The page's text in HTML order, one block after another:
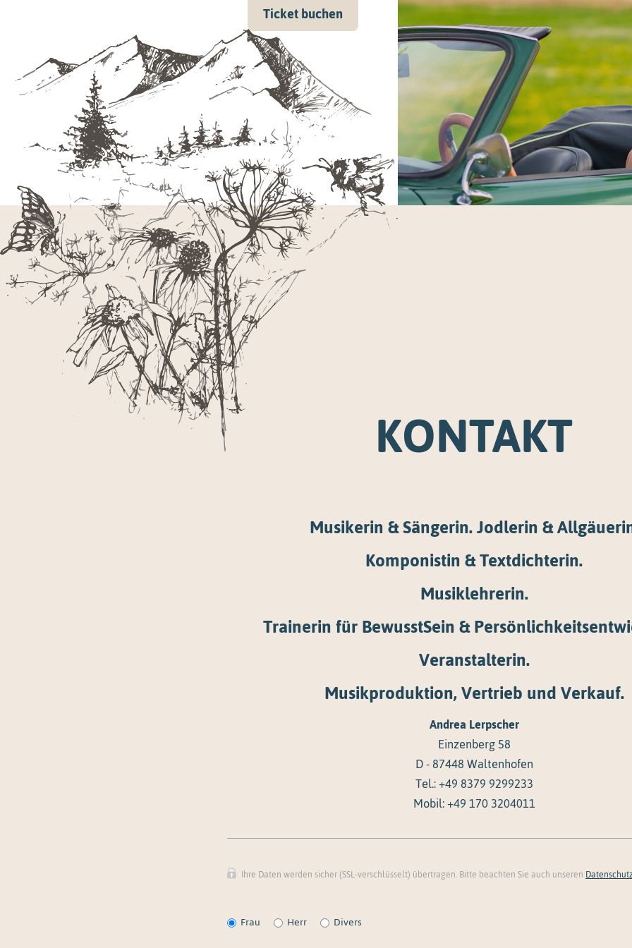
Ticket buchen
KONTAKT
Musikerin & Sängerin. Jodlerin &
Komponistin & Textdichterin.
Musiklehrerin.
Trainerin für BewusstSein &
Veranstalterin.
Musikproduktion, Vertrieb und Verkauf.
Andrea Lerpscher
Einzenberg 58
D - 87448 Waltenhofen
Tel.: +49 8379 9299233
Mobil: +49 170 3204011
Ihre Daten werden sicher (SSL-verschlüsselt) übertragen. Bitte beachten Sie auch unseren
Frau Herr Divers